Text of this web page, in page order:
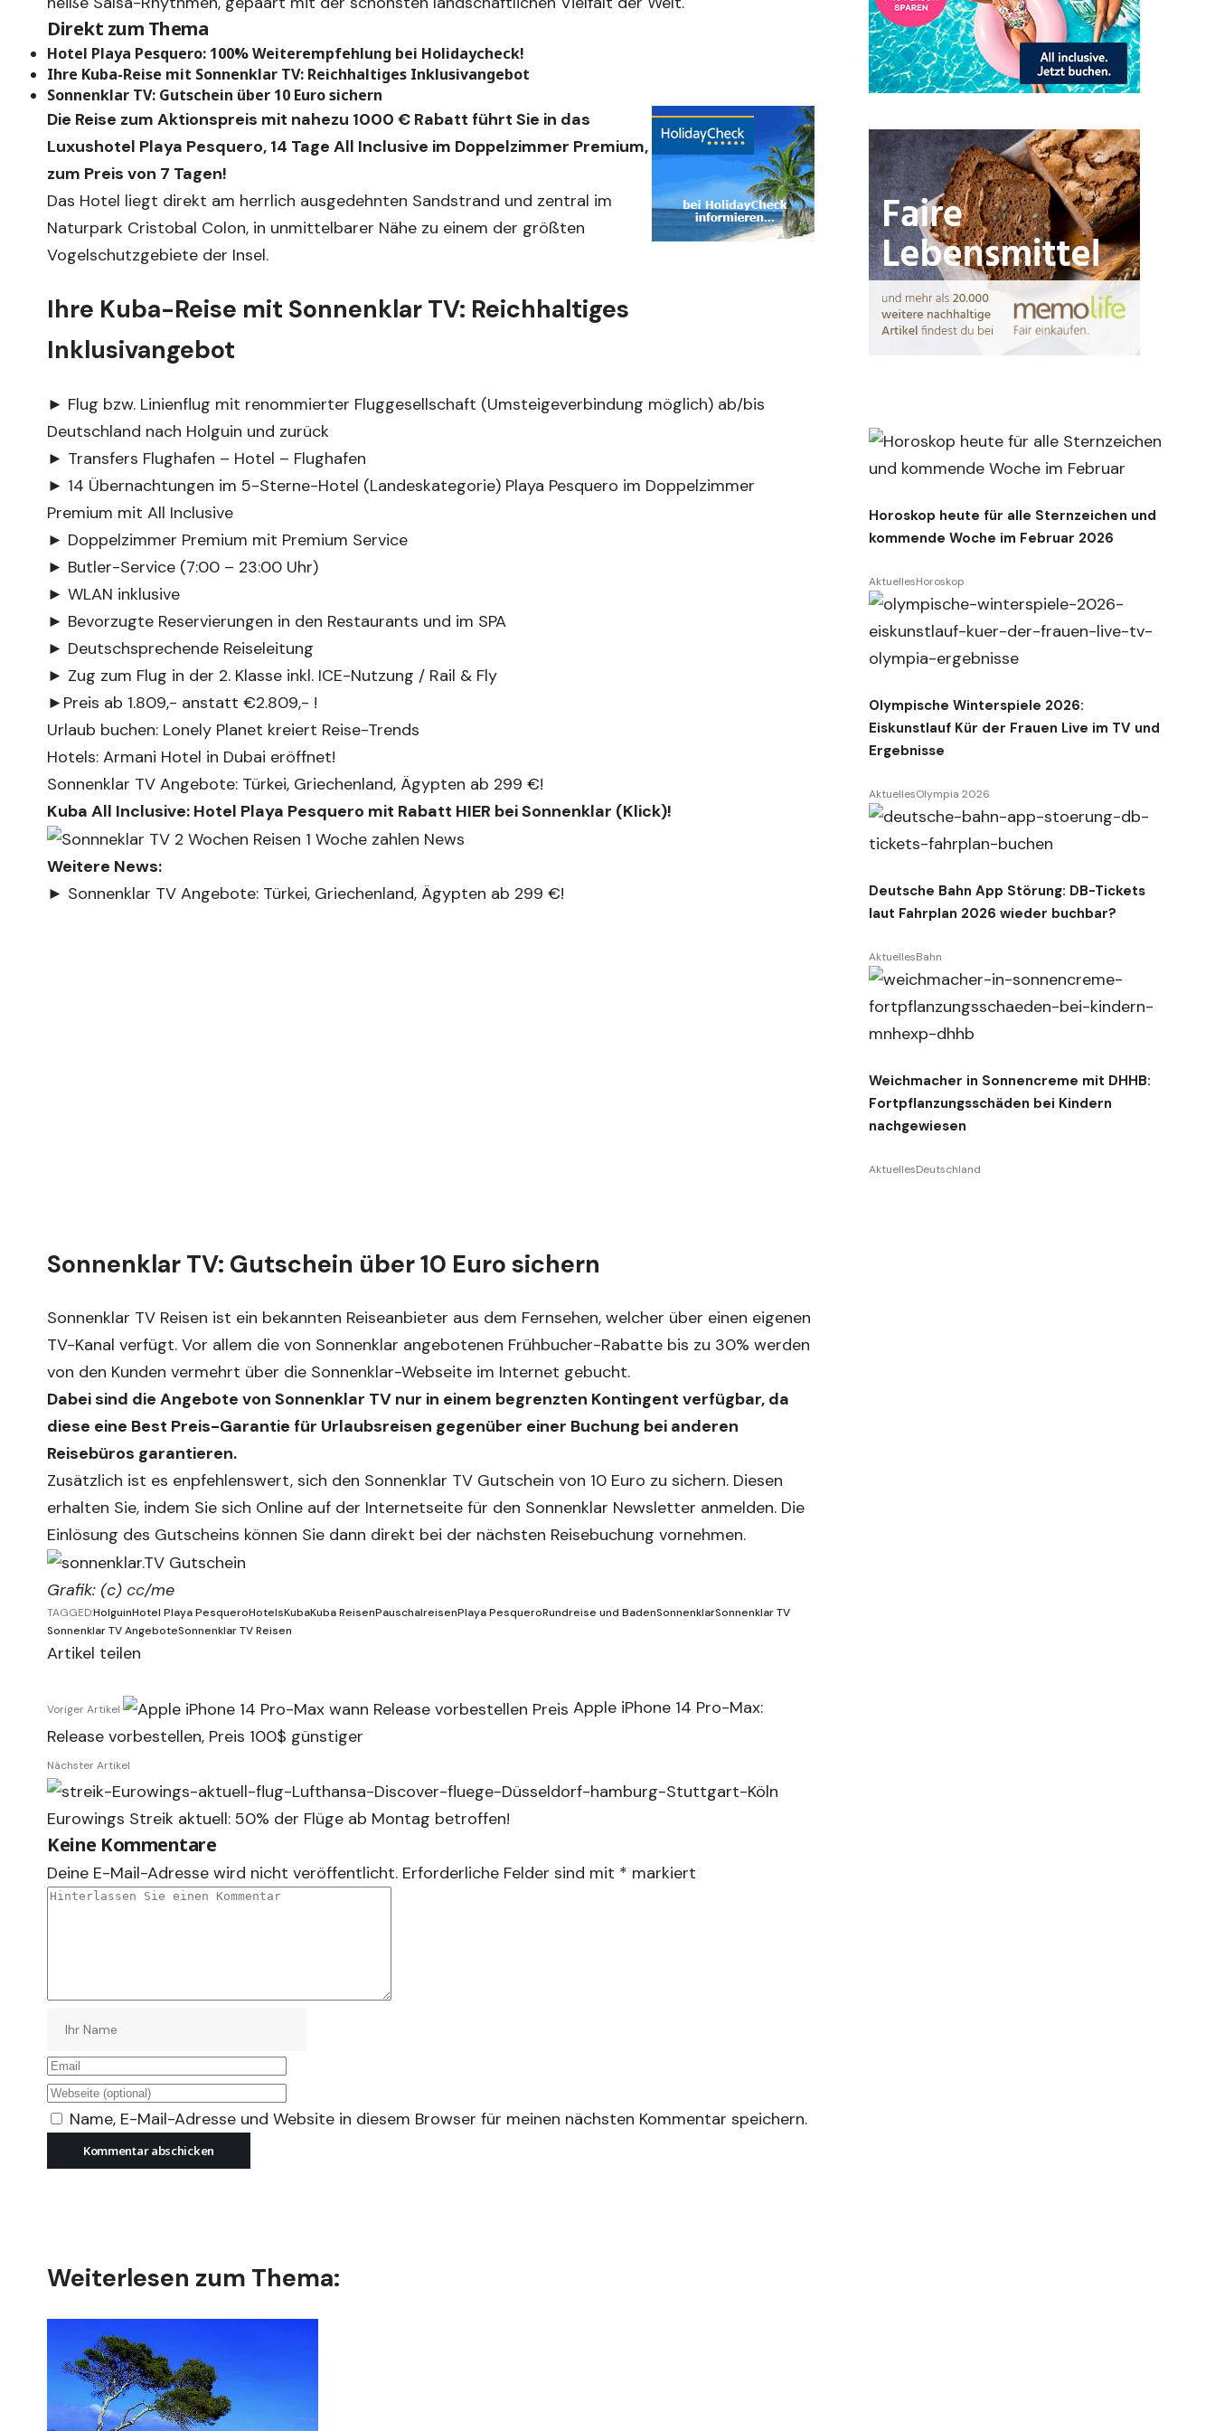
Direkt zum Thema
Hotel Playa Pesquero: 100% Weiterempfehlung bei Holidaycheck!
Ihre Kuba-Reise mit Sonnenklar TV: Reichhaltiges Inklusivangebot
Sonnenklar TV: Gutschein über 10 Euro sichern
Die Reise zum Aktionspreis mit nahezu 1000 € Rabatt führt Sie in das
Luxushotel Playa Pesquero, 14 Tage All Inclusive im Doppelzimmer Premium,
zum Preis von 7 Tagen!
Das Hotel liegt direkt am herrlich ausgedehnten Sandstrand und zentral im
Naturpark Cristobal Colon, in unmittelbarer Nähe zu einem der größten
Vogelschutzgebiete der Insel.
Ihre Kuba-Reise mit Sonnenklar TV: Reichhaltiges
Inklusivangebot
► Flug bzw. Linienflug mit renommierter Fluggesellschaft (Umsteigeverbindung möglich) ab/bis
Deutschland nach Holguin und zurück
► Transfers Flughafen – Hotel – Flughafen
► 14 Übernachtungen im 5-Sterne-Hotel (Landeskategorie) Playa Pesquero im Doppelzimmer
Premium mit All Inclusive
► Doppelzimmer Premium mit Premium Service
► Butler-Service (7:00 – 23:00 Uhr)
► WLAN inklusive
► Bevorzugte Reservierungen in den Restaurants und im SPA
► Deutschsprechende Reiseleitung
► Zug zum Flug in der 2. Klasse inkl. ICE-Nutzung / Rail & Fly
►Preis ab 1.809,- anstatt €2.809,- !
Urlaub buchen: Lonely Planet kreiert Reise-Trends
Hotels: Armani Hotel in Dubai eröffnet!
Sonnenklar TV Angebote: Türkei, Griechenland, Ägypten ab 299 €!
Kuba All Inclusive: Hotel Playa Pesquero mit Rabatt HIER bei Sonnenklar (Klick)!
Weitere News:
► Sonnenklar TV Angebote: Türkei, Griechenland, Ägypten ab 299 €!
Sonnenklar TV: Gutschein über 10 Euro sichern
Sonnenklar TV Reisen ist ein bekannten Reiseanbieter aus dem Fernsehen, welcher über einen eigenen
TV-Kanal verfügt. Vor allem die von Sonnenklar angebotenen Frühbucher-Rabatte bis zu 30% werden
von den Kunden vermehrt über die Sonnenklar-Webseite im Internet gebucht.
Dabei sind die Angebote von Sonnenklar TV nur in einem begrenzten Kontingent verfügbar, da
diese eine Best Preis-Garantie für Urlaubsreisen gegenüber einer Buchung bei anderen
Reisebüros garantieren.
Zusätzlich ist es enpfehlenswert, sich den Sonnenklar TV Gutschein von 10 Euro zu sichern. Diesen
erhalten Sie, indem Sie sich Online auf der Internetseite für den Sonnenklar Newsletter anmelden. Die
Einlösung des Gutscheins können Sie dann direkt bei der nächsten Reisebuchung vornehmen.
Grafik: (c) cc/me
TAGGED:HolguinHotel Playa PesqueroHotelsKubaKuba ReisenPauschalreisenPlaya PesqueroRundreise und BadenSonnenklarSonnenklar TV
Sonnenklar TV AngeboteSonnenklar TV Reisen
Artikel teilen
Voriger Artikel
Apple iPhone 14 Pro-Max:
Release vorbestellen, Preis 100$ günstiger
Nächster Artikel
Eurowings Streik aktuell: 50% der Flüge ab Montag betroffen!
Keine Kommentare
Deine E-Mail-Adresse wird nicht veröffentlicht. Erforderliche Felder sind mit * markiert
Name, E-Mail-Adresse und Website in diesem Browser für meinen nächsten Kommentar speichern.
Horoskop heute für alle Sternzeichen und
kommende Woche im Februar 2026
AktuellesHoroskop
Olympische Winterspiele 2026:
Eiskunstlauf Kür der Frauen Live im TV und
Ergebnisse
AktuellesOlympia 2026
Deutsche Bahn App Störung: DB-Tickets
laut Fahrplan 2026 wieder buchbar?
AktuellesBahn
Weichmacher in Sonnencreme mit DHHB:
Fortpflanzungsschäden bei Kindern
nachgewiesen
AktuellesDeutschland
Weiterlesen zum Thema: